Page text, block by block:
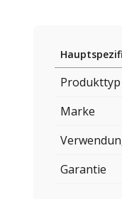
Produkttyp
Marke
Garantie